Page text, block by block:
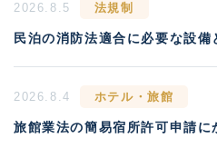
2026.8.5 法規制
民泊の消防法適合に必要な設
2026.8.4 ホテル・旅館
旅館業法の簡易宿所許可申請に